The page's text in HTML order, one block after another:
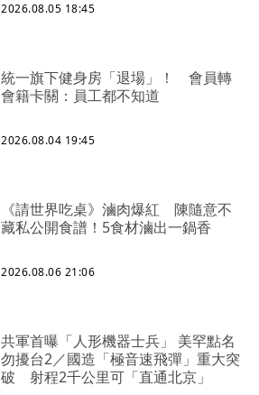
2026.08.05 18:45
統一旗下健身房「退場」！ 會員轉
會籍卡關：員工都不知道
2026.08.04 19:45
《請世界吃桌》滷肉爆紅 陳隨意不
藏私公開食譜！5食材滷出一鍋香
2026.08.06 21:06
共軍首曝「人形機器士兵」 美罕點名
勿擾台2／國造「極音速飛彈」重大突
破 射程2千公里可「直通北京」